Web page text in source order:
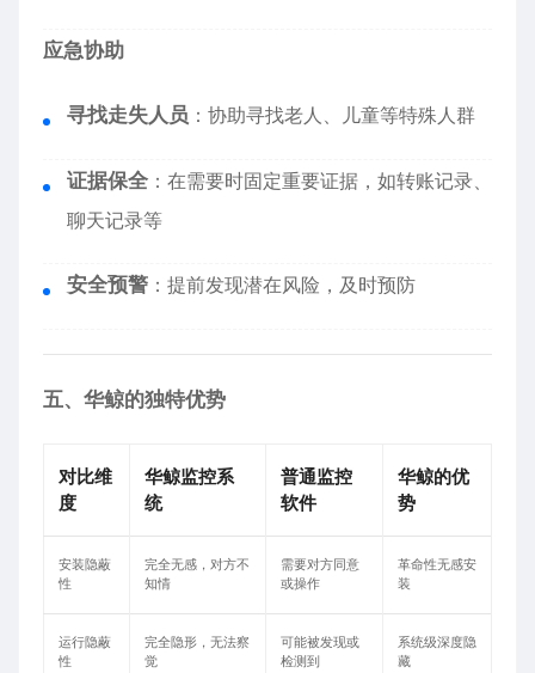
应急协助
寻找走失人员 ：协助寻找老人、儿童等特殊人群
证据保全 ：在需要时固定重要证据，如转账记录、
聊天记录等
安全预警 ：提前发现潜在风险，及时预防
五、华鲸的独特优势
对比维
度
华鲸监控系
统
普通监控
软件
华鲸的优
势
安装隐蔽
性
完全无感，对方不
知情
需要对方同意
或操作
革命性无感安
装
运行隐蔽
性
完全隐形，无法察
觉
可能被发现或
检测到
系统级深度隐
藏